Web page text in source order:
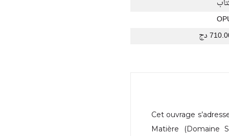
دج
Cet ouvrage
Matière (Domaine